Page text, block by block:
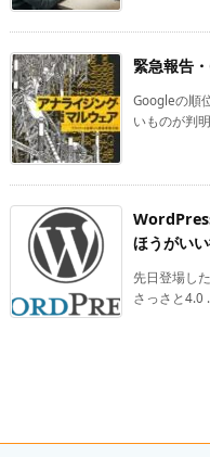
緊急報告
Googleの順
いものが判
ほうがい
先日登場し
さっさと4.0